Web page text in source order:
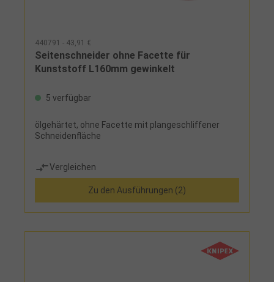
440791 - 43,91 €
Seitenschneider ohne Facette für
Kunststoff L160mm gewinkelt
5 verfügbar
ölgehärtet, ohne Facette mit plangeschliffener
Schneidenfläche
Vergleichen
Zu den Ausführungen (2)